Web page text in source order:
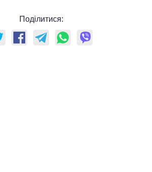
Поділитися: